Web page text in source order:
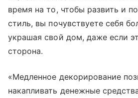
время на то, чтобы развить и
стиль, вы почувствуете себя
украшая свой дом, даже если
сторона.
«Медленное декорирование
накапливать денежные